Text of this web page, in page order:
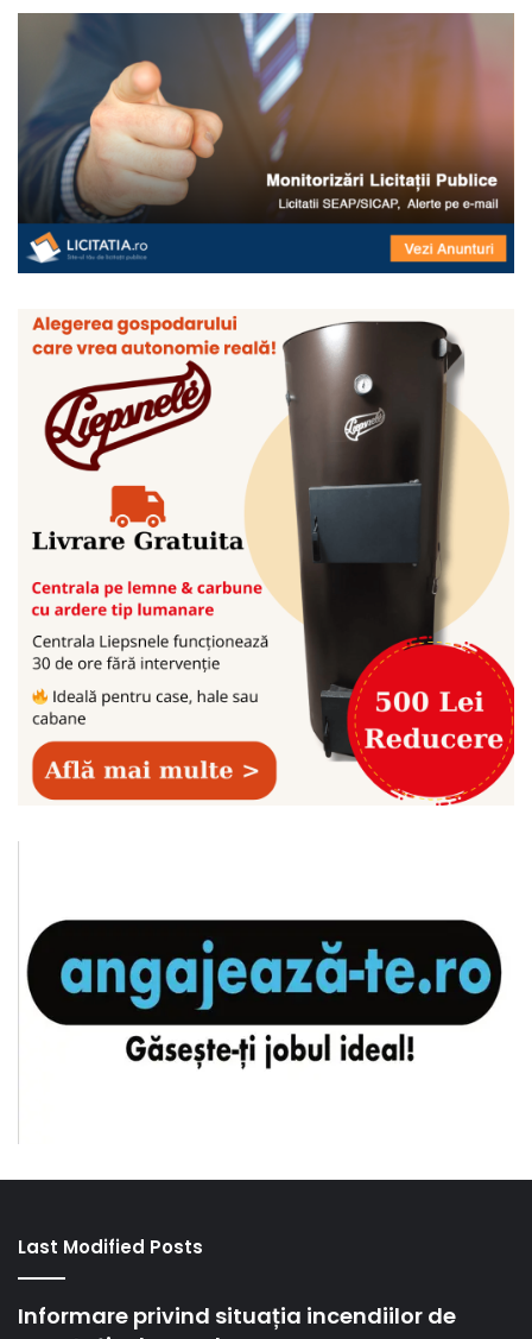
Last Modified Posts
Informare privind situația incendiilor de